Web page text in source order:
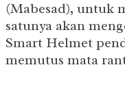
(Mabesad), untuk
satunya akan
Smart Helmet
memutus mata